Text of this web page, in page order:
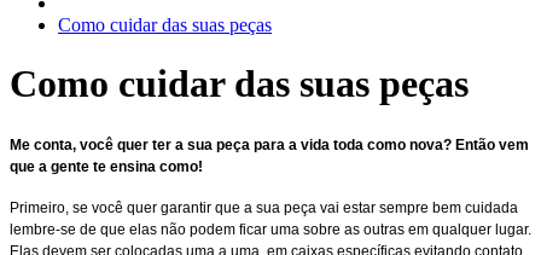
Como cuidar das suas peças
Como cuidar das suas peças
Me conta, você quer ter a sua peça para a vida toda como nova? Então vem
que a gente te ensina como!
Primeiro, se você quer garantir que a sua peça vai estar sempre bem cuidada
lembre-se de que elas não podem ficar uma sobre as outras em qualquer lugar.
Elas devem ser colocadas uma a uma, em caixas específicas evitando contato